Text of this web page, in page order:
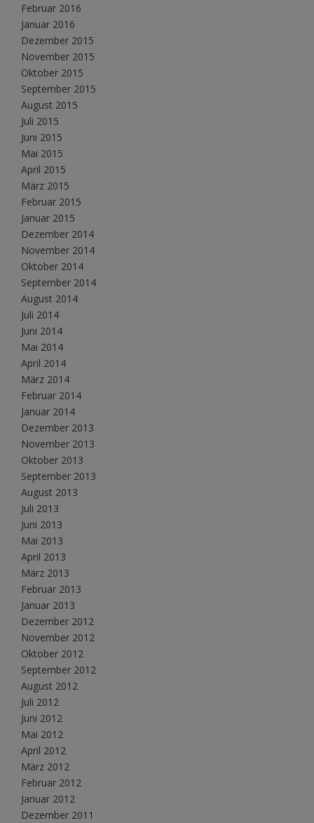
Februar 2016
Januar 2016
Dezember 2015
November 2015
Oktober 2015
September 2015
August 2015
Juli 2015
Juni 2015
Mai 2015
April 2015
März 2015
Februar 2015
Januar 2015
Dezember 2014
November 2014
Oktober 2014
September 2014
August 2014
Juli 2014
Juni 2014
Mai 2014
April 2014
März 2014
Februar 2014
Januar 2014
Dezember 2013
November 2013
Oktober 2013
September 2013
August 2013
Juli 2013
Juni 2013
Mai 2013
April 2013
März 2013
Februar 2013
Januar 2013
Dezember 2012
November 2012
Oktober 2012
September 2012
August 2012
Juli 2012
Juni 2012
Mai 2012
April 2012
März 2012
Februar 2012
Januar 2012
Dezember 2011